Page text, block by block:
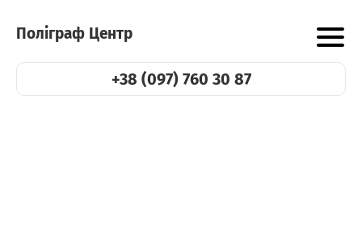
Поліграф Центр
+38 (097) 760 30 87